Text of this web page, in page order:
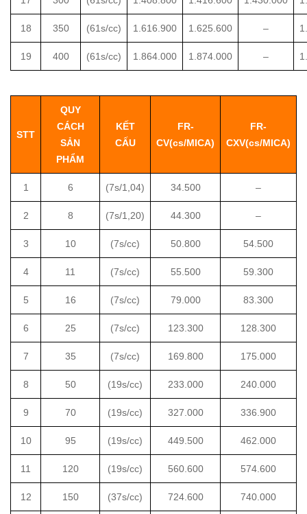
18 350 (61s/cc) 1.616.900 1.625.600 –
19 400 (61s/cc) 1.864.000 1.874.000 –
STT
QUY
CÁCH
SẢN
PHẨM
KẾT
CẤU
FR-
CV(cs/MICA)
FR-
CXV(cs/MICA)
1 6 (7s/1,04) 34.500 –
2 8 (7s/1,20) 44.300 –
3 10 (7s/cc) 50.800 54.500
4 11 (7s/cc) 55.500 59.300
5 16 (7s/cc) 79.000 83.300
6 25 (7s/cc) 123.300 128.300
7 35 (7s/cc) 169.800 175.000
8 50 (19s/cc) 233.000 240.000
9 70 (19s/cc) 327.000 336.900
10 95 (19s/cc) 449.500 462.000
11 120 (19s/cc) 560.600 574.600
12 150 (37s/cc) 724.600 740.000